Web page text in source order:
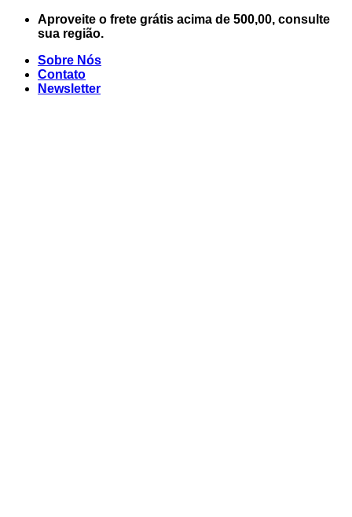
Skip
Aproveite o frete grátis acima de 500,00, consulte
sua região.
Sobre Nós
Contato
Newsletter